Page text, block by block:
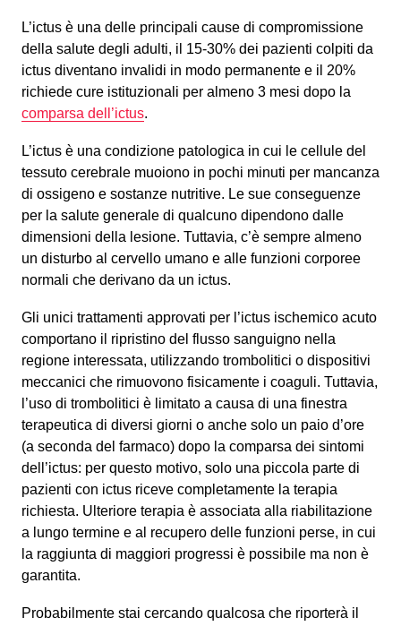
L’ictus è una delle principali cause di compromissione
della salute degli adulti, il 15-30% dei pazienti colpiti da
ictus diventano invalidi in modo permanente e il 20%
richiede cure istituzionali per almeno 3 mesi dopo la
comparsa dell’ictus.
L’ictus è una condizione patologica in cui le cellule del
tessuto cerebrale muoiono in pochi minuti per mancanza
di ossigeno e sostanze nutritive. Le sue conseguenze
per la salute generale di qualcuno dipendono dalle
dimensioni della lesione. Tuttavia, c’è sempre almeno
un disturbo al cervello umano e alle funzioni corporee
normali che derivano da un ictus.
Gli unici trattamenti approvati per l’ictus ischemico acuto
comportano il ripristino del flusso sanguigno nella
regione interessata, utilizzando trombolitici o dispositivi
meccanici che rimuovono fisicamente i coaguli. Tuttavia,
l’uso di trombolitici è limitato a causa di una finestra
terapeutica di diversi giorni o anche solo un paio d’ore
(a seconda del farmaco) dopo la comparsa dei sintomi
dell’ictus: per questo motivo, solo una piccola parte di
pazienti con ictus riceve completamente la terapia
richiesta. Ulteriore terapia è associata alla riabilitazione
a lungo termine e al recupero delle funzioni perse, in cui
la raggiunta di maggiori progressi è possibile ma non è
garantita.
Probabilmente stai cercando qualcosa che riporterà il